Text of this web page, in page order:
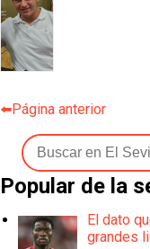
⬅️Página anterior
Popular de la
El dato
grandes